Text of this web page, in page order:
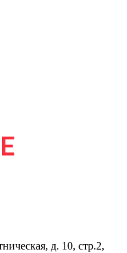
д. 10, стр.2,